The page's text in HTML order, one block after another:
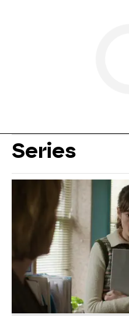
Series